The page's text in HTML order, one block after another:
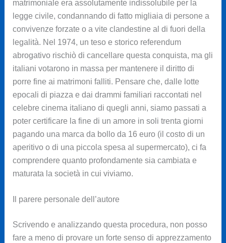
matrimoniale era assolutamente indissolubile per la
legge civile, condannando di fatto migliaia di persone a
convivenze forzate o a vite clandestine al di fuori della
legalità. Nel 1974, un teso e storico referendum
abrogativo rischiò di cancellare questa conquista, ma gli
italiani votarono in massa per mantenere il diritto di
porre fine ai matrimoni falliti. Pensare che, dalle lotte
epocali di piazza e dai drammi familiari raccontati nel
celebre cinema italiano di quegli anni, siamo passati a
poter certificare la fine di un amore in soli trenta giorni
pagando una marca da bollo da 16 euro (il costo di un
aperitivo o di una piccola spesa al supermercato), ci fa
comprendere quanto profondamente sia cambiata e
maturata la società in cui viviamo.
Il parere personale dell’autore
Scrivendo e analizzando questa procedura, non posso
fare a meno di provare un forte senso di apprezzamento